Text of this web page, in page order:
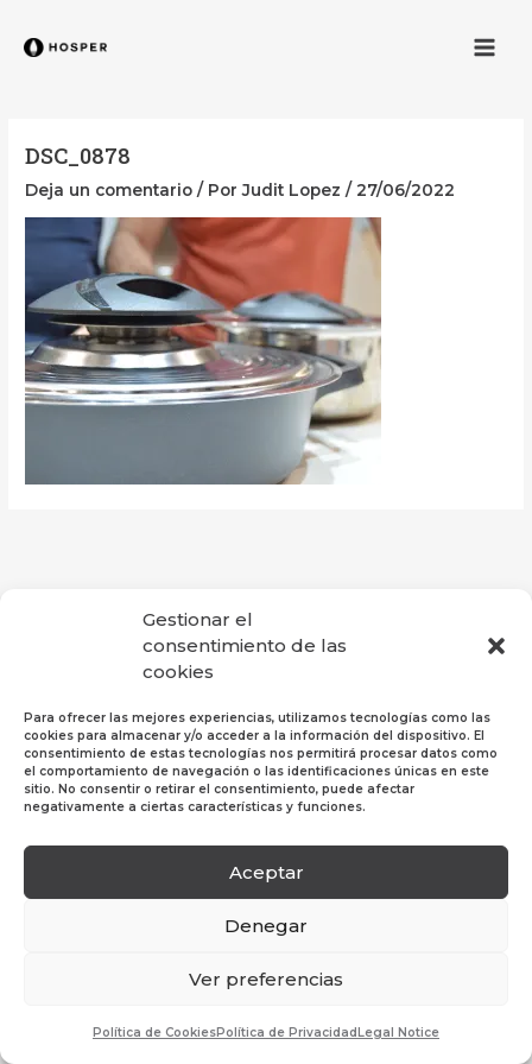
Gestionar el
consentimiento de las
cookies
Para ofrecer las mejores experiencias, utilizamos tecnologías como las
cookies para almacenar y/o acceder a la información del dispositivo. El
consentimiento de estas tecnologías nos permitirá procesar datos como
el comportamiento de navegación o las identificaciones únicas en este
sitio. No consentir o retirar el consentimiento, puede afectar
negativamente a ciertas características y funciones.
Aceptar
Denegar
Ver preferencias
Política de CookiesPolítica de PrivacidadLegal Notice
DSC_0878
Deja un comentario / PorJudit Lopez/27/06/2022
Política de Privacidad|Política de Cookies
Legal
reservados.